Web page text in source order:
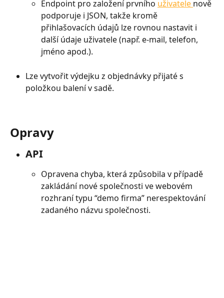
Endpoint pro založení prvního uživatele nově
podporuje i JSON, takže kromě
přihlašovacích údajů lze rovnou nastavit i
další údaje uživatele (např. e-mail, telefon,
jméno apod.).
Lze vytvořit výdejku z objednávky přijaté s
položkou balení v sadě.
Opravy
API
Opravena chyba, která způsobila v případě
zakládání nové společnosti ve webovém
rozhraní typu “demo firma” nerespektování
zadaného názvu společnosti.